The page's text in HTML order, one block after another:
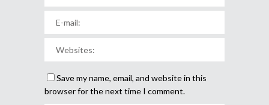
Save my name, email, and website in this
browser for the next time I comment.